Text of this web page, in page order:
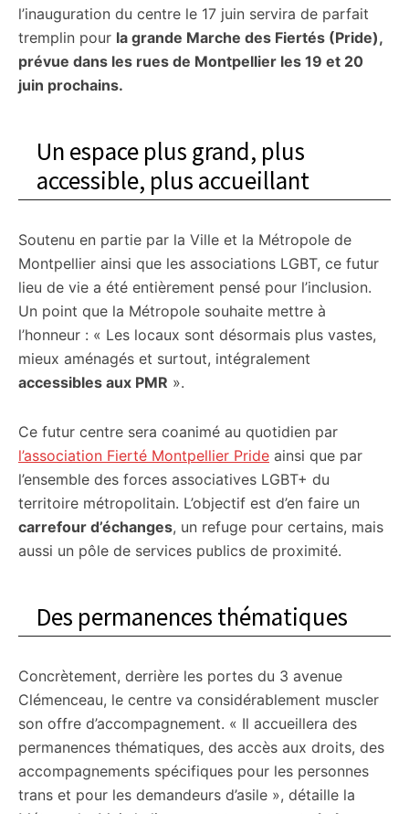
l’inauguration du centre le 17 juin servira de parfait
tremplin pour la grande Marche des Fiertés (Pride),
prévue dans les rues de Montpellier les 19 et 20
juin prochains.
Un espace plus grand, plus
accessible, plus accueillant
Soutenu en partie par la Ville et la Métropole de
Montpellier ainsi que les associations LGBT, ce futur
lieu de vie a été entièrement pensé pour l’inclusion.
Un point que la Métropole souhaite mettre à
l’honneur : « Les locaux sont désormais plus vastes,
mieux aménagés et surtout, intégralement
accessibles aux PMR ».
Ce futur centre sera coanimé au quotidien par
l’association Fierté Montpellier Pride ainsi que par
l’ensemble des forces associatives LGBT+ du
territoire métropolitain. L’objectif est d’en faire un
carrefour d’échanges, un refuge pour certains, mais
aussi un pôle de services publics de proximité.
Des permanences thématiques
Concrètement, derrière les portes du 3 avenue
Clémenceau, le centre va considérablement muscler
son offre d’accompagnement. « Il accueillera des
permanences thématiques, des accès aux droits, des
accompagnements spécifiques pour les personnes
trans et pour les demandeurs d’asile », détaille la